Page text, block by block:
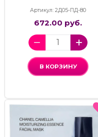
Артикул: 2Д05-ПД-80
672.00 руб.
В КОРЗИНУ